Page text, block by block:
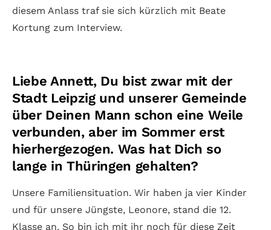
diesem Anlass traf sie sich kürzlich mit Beate
Kortung zum Interview.
Liebe Annett, Du bist zwar mit der
Stadt Leipzig und unserer Gemeinde
über Deinen Mann schon eine Weile
verbunden, aber im Sommer erst
hierhergezogen. Was hat Dich so
lange in Thüringen gehalten?
Unsere Familiensituation. Wir haben ja vier Kinder
und für unsere Jüngste, Leonore, stand die 12.
Klasse an. So bin ich mit ihr noch für diese Zeit